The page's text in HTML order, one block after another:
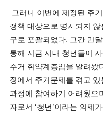
그러나 이번에 제정된 주
정책 대상으로 명시되지 않
구로 포괄되었다. 그간 민
통해 지금 시대 청년들이
주거 취약계층임을 알려왔
정에서 주거문제를 겪고
과정에 참여하기 어려웠으
자로서 ‘청년’이라는 의제